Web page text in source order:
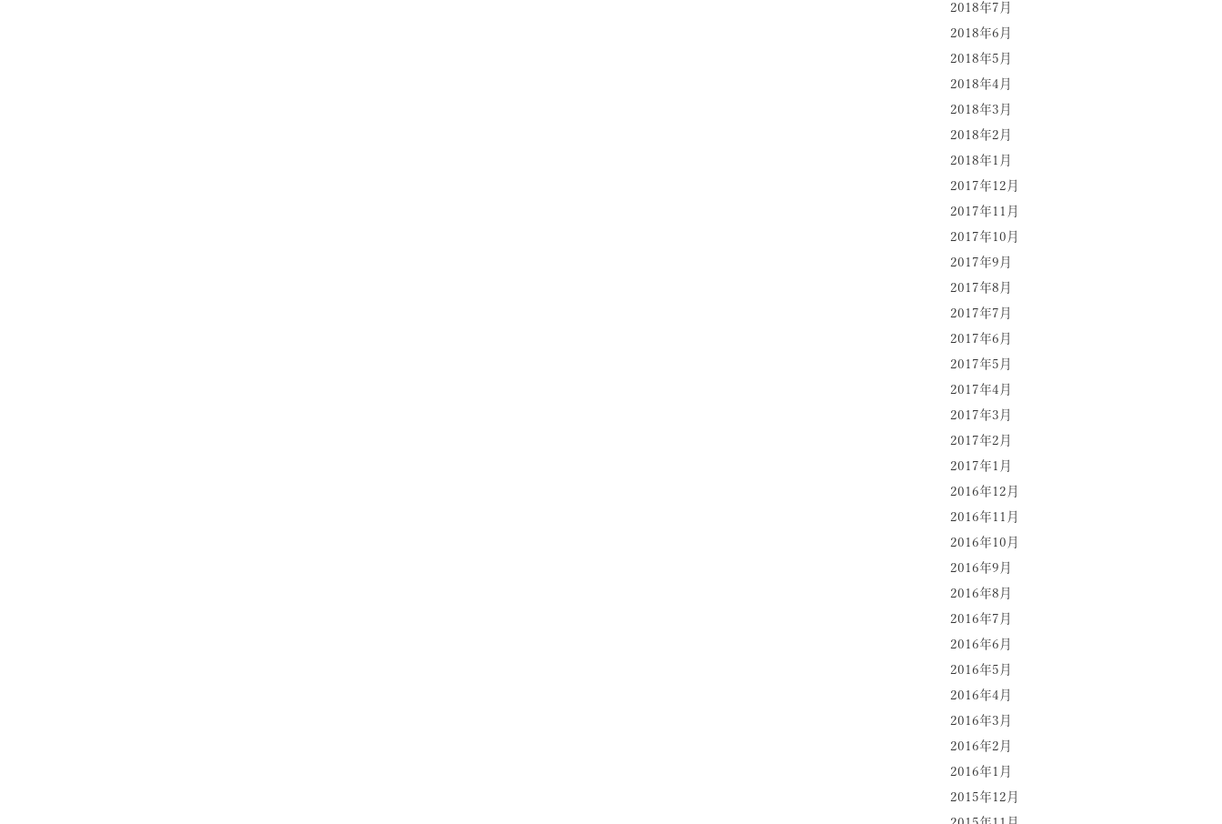
2018年7月
2018年6月
2018年5月
2018年4月
2018年3月
2018年2月
2018年1月
2017年12月
2017年11月
2017年10月
2017年9月
2017年8月
2017年7月
2017年6月
2017年5月
2017年4月
2017年3月
2017年2月
2017年1月
2016年12月
2016年11月
2016年10月
2016年9月
2016年8月
2016年7月
2016年6月
2016年5月
2016年4月
2016年3月
2016年2月
2016年1月
2015年12月